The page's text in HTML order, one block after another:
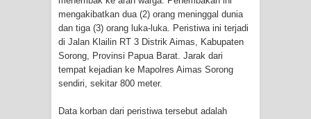
Protes Tumpukan Sampah dengan
Menghambur ke Tengah Jalan
Polres Jayapura Terima Laporan
mengakibatkan dua (2) orang meninggal dunia
dan tiga (3) orang luka-luka. Peristiwa ini terjadi
di Jalan Klailin RT 3 Distrik Aimas, Kabupaten
Sorong, Provinsi Papua Barat. Jarak dari
tempat kejadian ke Mapolres Aimas Sorong
sendiri, sekitar 800 meter.
Data korban dari peristiwa tersebut adalah